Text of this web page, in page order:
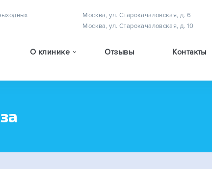
Москва, ул. Старокачаловская, д. 6
Москва, ул. Старокачаловская, д. 10
О клинике Отзывы Контакты